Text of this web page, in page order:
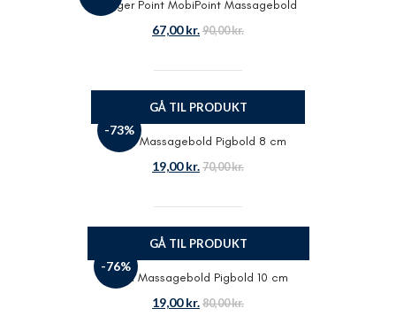
Trigger Point MobiPoint Massagebold
67,00kr. 90,00kr.
-73%
GÅ TIL PRODUKT
Odin Massagebold Pigbold 8 cm
19,00kr. 70,00kr.
-76%
GÅ TIL PRODUKT
Odin Massagebold Pigbold 10 cm
19,00kr. 80,00kr.